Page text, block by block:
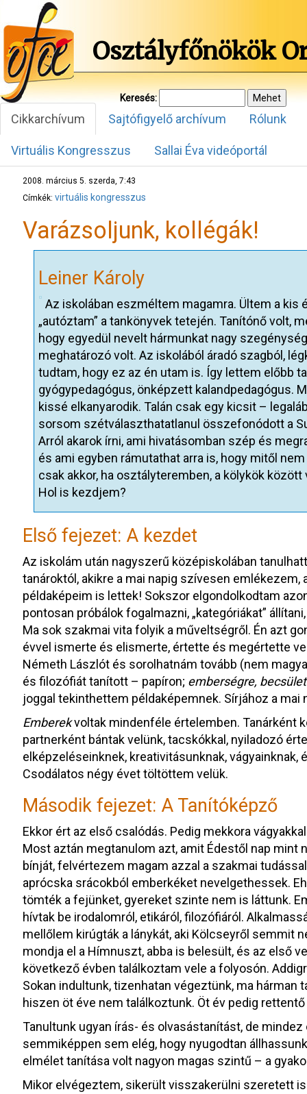
Osztályfőnökök
Keresés:
Cikkarchívum Sajtófigyelő archívum Rólunk
Virtuális Kongresszus Sallai Éva videóportál
2008. március 5. szerda, 7:43
Címkék: virtuális kongresszus
Varázsoljunk, kollégák!
Leiner Károly
Az iskolában eszméltem magamra. Ültem a kis
„autóztam” a tankönyvek tetején. Tanítónő volt,
hogy egyedül nevelt hármunkat nagy
meghatározó volt. Az iskolából áradó szagból,
tudtam, hogy ez az én utam is. Így lettem előbb
gyógypedagógus, önképzett kalandpedagógus.
kissé elkanyarodik. Talán csak egy kicsit –
sorsom szétválaszthatatlanul összefonódott a
Arról akarok írni, ami hivatásomban szép és
és ami egyben rámutathat arra is, hogy mitől
csak akkor, ha osztályteremben, a kölykök között
Hol is kezdjem?
Első fejezet: A kezdet
Az iskolám után nagyszerű középiskolában
tanároktól, akikre a mai napig szívesen
példaképeim is lettek! Sokszor elgondolkodtam
pontosan próbálok fogalmazni, „kategóriákat”
Ma sok szakmai vita folyik a műveltségről. Én azt
évvel ismerte és elismerte, értette és megértette
Németh Lászlót és sorolhatnám tovább (nem
és filozófiát tanított – papíron; emberségre,
joggal tekinthettem példaképemnek. Sírjához a mai
Emberekvoltak mindenféle értelemben. Tanárként
partnerként bántak velünk, tacskókkal, nyiladozó
elképzeléseinknek, kreativitásunknak,
Csodálatos négy évet töltöttem velük.
Második fejezet: A Tanítóképző
Ekkor ért az első csalódás. Pedig mekkora
Most aztán megtanulom azt, amit Édestől nap mint
bínját, felvértezem magam azzal a szakmai
aprócska srácokból emberkéket nevelgethessek.
tömték a fejünket, gyereket szinte nem is láttunk.
hívtak be irodalomról, etikáról, filozófiáról.
mellőlem kirúgták a lánykát, aki Kölcseyről semmit
mondja el a Hímnuszt, abba is belesült, és az első
következő évben találkoztam vele a folyosón.
Sokan indultunk, tizenhatan végeztünk, ma hárman
hiszen öt éve nem találkoztunk. Öt év pedig
Tanultunk ugyan írás- és olvasástanítást, de
semmiképpen sem elég, hogy nyugodtan
elmélet tanítása volt nagyon magas szintű – a
Mikor elvégeztem, sikerült visszakerülni szeretett